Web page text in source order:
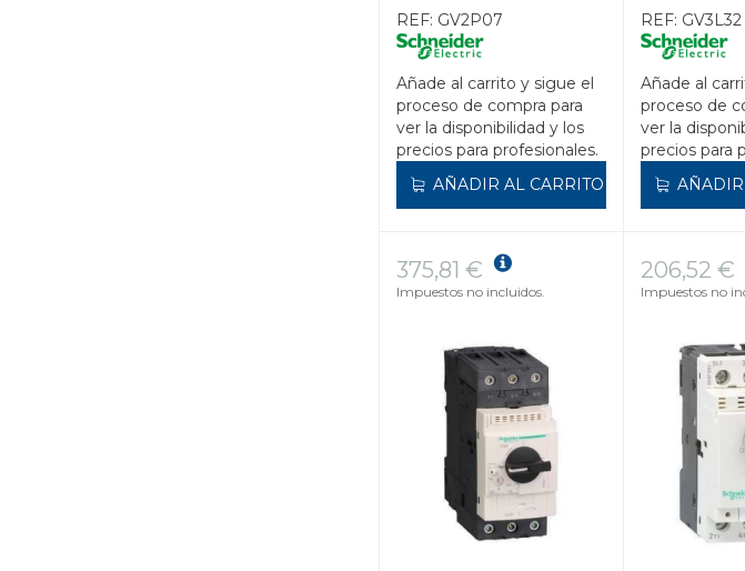
REF: GV2P07
Añade al carrito y sigue el
proceso de compra para
ver la disponibilidad y los
precios para profesionales.
AÑADIR AL CARRITO
REF: GV3L32
Añade al
proceso de
ver la
precios para
375,81 €
Impuestos no incluidos.
206,52 €
Impuestos no